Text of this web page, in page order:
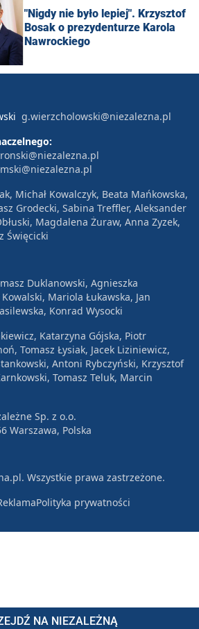
"Nigdy nie było lepiej". Krzysztof
Bosak o prezydenturze Karola
Nawrockiego
NA NIEZALEŻNĄ
g.wierzcholowski@niezalezna.pl
Michał Kowalczyk, Beata Mańkowska,
Grodecki, Sabina Treffler, Aleksander
Magdalena Żuraw, Anna Zyzek,
Święcicki
Duklanowski, Agnieszka
Mariola Łukawska, Jan
Konrad Wysocki
Katarzyna Gójska, Piotr
Tomasz Łysiak, Jacek Liziniewicz,
Antoni Rybczyński, Krzysztof
Tomasz Teluk, Marcin
Sp. z o.o.
Warszawa, Polska
Wszystkie prawa zastrzeżone.
Polityka prywatności